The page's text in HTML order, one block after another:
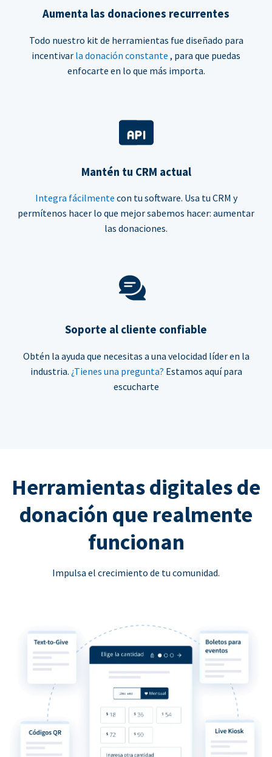
Aumenta las donaciones recurrentes
Todo nuestro kit de herramientas fue diseñado para
incentivar la donación constante , para que puedas
enfocarte en lo que más importa.
Mantén tu CRM actual
Integra fácilmente con tu software. Usa tu CRM y
permítenos hacer lo que mejor sabemos hacer: aumentar
las donaciones.
Soporte al cliente confiable
Obtén la ayuda que necesitas a una velocidad líder en la
industria. ¿Tienes una pregunta? Estamos aquí para
escucharte
Herramientas digitales de
donación que realmente
funcionan
Impulsa el crecimiento de tu comunidad.